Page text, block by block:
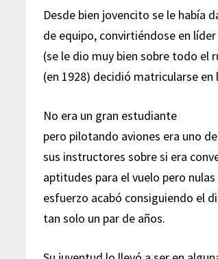
Desde bien jovencito se le había
de equipo, convirtiéndose en
(se le dio muy bien sobre todo el
(en 1928) decidió matricularse en
No era un gran estudiante
pero pilotando aviones era uno
sus instructores sobre si era
aptitudes para el vuelo pero
esfuerzo acabó consiguiendo el
tan solo un par de años.